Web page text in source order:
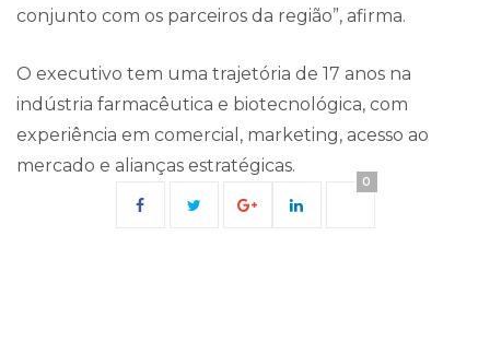
conjunto com os parceiros da região”, afirma.
O executivo tem uma trajetória de 17 anos na
indústria farmacêutica e biotecnológica, com
experiência em comercial, marketing, acesso ao
mercado e alianças estratégicas.
0